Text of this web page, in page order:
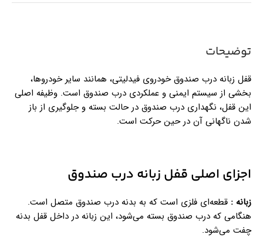
توضیحات
قفل زبانه درب صندوق خودروی فیدلیتی، همانند سایر خودروها،
بخشی از سیستم ایمنی و عملکردی درب صندوق است. وظیفه اصلی
این قفل، نگهداری درب صندوق در حالت بسته و جلوگیری از باز
شدن ناگهانی آن در حین حرکت است.
اجزای اصلی قفل زبانه درب صندوق
زبانه : قطعه‌ای فلزی است که به بدنه درب صندوق متصل است.
هنگامی که درب صندوق بسته می‌شود، این زبانه در داخل قفل بدنه
چفت می‌شود.